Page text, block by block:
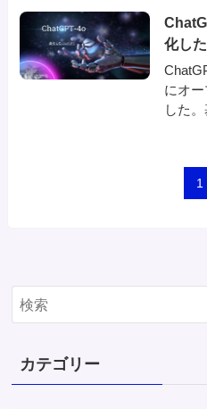
化し
にオ
した
1
カテゴリー